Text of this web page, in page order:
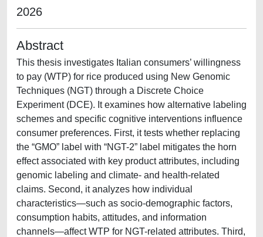
2026
Abstract
This thesis investigates Italian consumers’ willingness
to pay (WTP) for rice produced using New Genomic
Techniques (NGT) through a Discrete Choice
Experiment (DCE). It examines how alternative labeling
schemes and specific cognitive interventions influence
consumer preferences. First, it tests whether replacing
the “GMO” label with “NGT-2” label mitigates the horn
effect associated with key product attributes, including
genomic labeling and climate- and health-related
claims. Second, it analyzes how individual
characteristics—such as socio-demographic factors,
consumption habits, attitudes, and information
channels—affect WTP for NGT-related attributes. Third,